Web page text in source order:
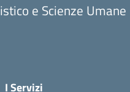
e Scienze Umane
I Servizi